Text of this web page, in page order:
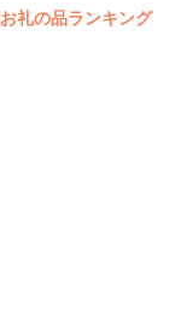
礼の品ランキング